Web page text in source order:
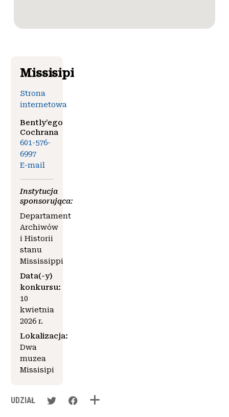
Missisipi
Strona
internetowa
Bently’ego
Cochrana
601-576-
6997
E-mail
Instytucja
sponsorująca:
Departament
Archiwów
i Historii
stanu
Mississippi
Data(-y)
konkursu:
10
kwietnia
2026 r.
Lokalizacja:
Dwa
muzea
Missisipi
UDZIAŁ